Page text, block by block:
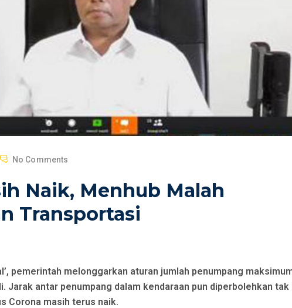
No Comments
Naik, Menhub Malah
Transportasi
pemerintah melonggarkan aturan jumlah penumpang
Jarak antar penumpang dalam kendaraan pun diperbolehkan tak
Corona masih terus naik.